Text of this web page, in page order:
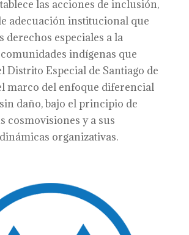
las acciones de inclusión,
adecuación institucional que
derechos especiales a la
indígenas que
Distrito Especial de Santiago de
marco del enfoque diferencial
daño, bajo el principio de
cosmovisiones y a sus
organizativas.